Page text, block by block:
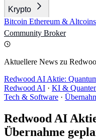
Krypto
Bitcoin Ethereum & Altcoins
Community Broker
Aktuellere News zu
Redwood AI Aktie:
Redwood AI · KI &
Tech & Software ·
Redwood AI
Übernahme